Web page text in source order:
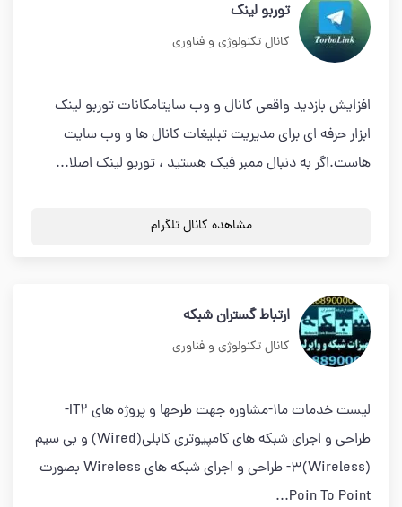
توربو لینک
کانال تکنولوژی و فناوری
افزایش بازدید واقعی کانال و وب سایتامکانات توربو لینک
ابزار حرفه ای برای مدیریت تبلیغات کانال ها و وب سایت
هاست.اگر به دنبال ممبر فیک هستید ، توربو لینک اصلا...
مشاهده کانال تلگرام
ارتباط گستران شبکه
کانال تکنولوژی و فناوری
لیست خدمات ما1-مشاوره جهت طرحها و پروژه های IT2-
طراحی و اجرای شبكه های كامپیوتری كابلی(Wired) و بی سیم
(Wireless)3- طراحی و اجرای شبكه های Wireless بصورت
Poin To Point...